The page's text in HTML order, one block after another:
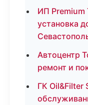
ИП
установка
Автоцентр
ремонт и
ГК Oil&Filter